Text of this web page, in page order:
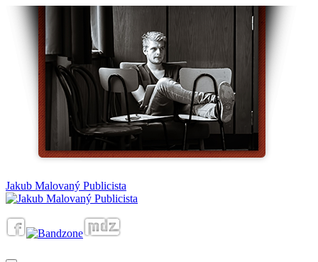
Jakub Malovaný Publicista